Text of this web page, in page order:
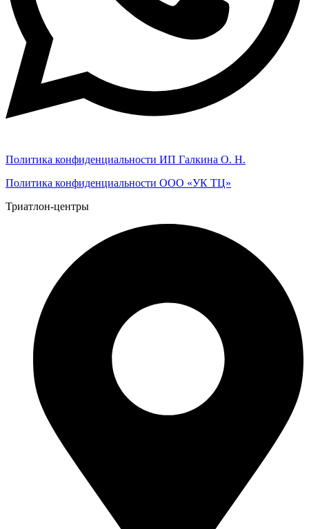
Политика конфиденциальности ИП Галкина О. Н.
Политика конфиденциальности ООО «УК ТЦ»
Триатлон-центры